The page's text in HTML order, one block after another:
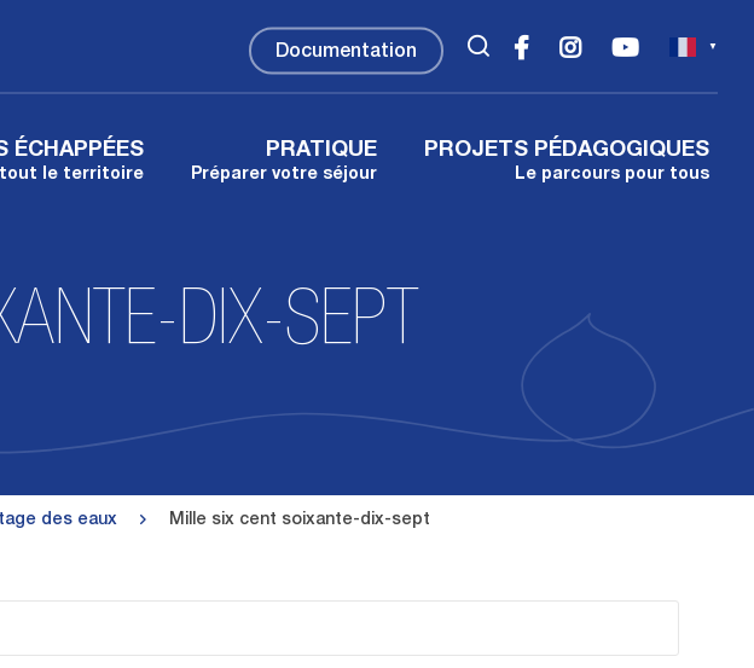
Documentation ▼
ÉCHAPPÉES
tout le territoire
PRATIQUE
Préparer votre séjour
PROJETS PÉDAGOGIQUES
Le parcours pour tous
DIX-SEPT
des eaux Mille six cent soixante-dix-sept